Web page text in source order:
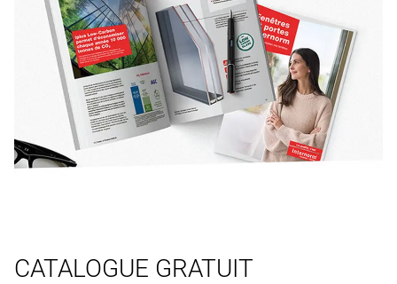
CATALOGUE GRATUIT